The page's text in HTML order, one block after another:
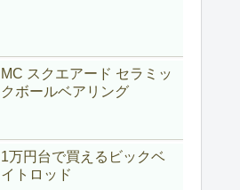
MC スクエアード セラミッ
クボールベアリング
1万円台で買えるビックベ
イトロッド